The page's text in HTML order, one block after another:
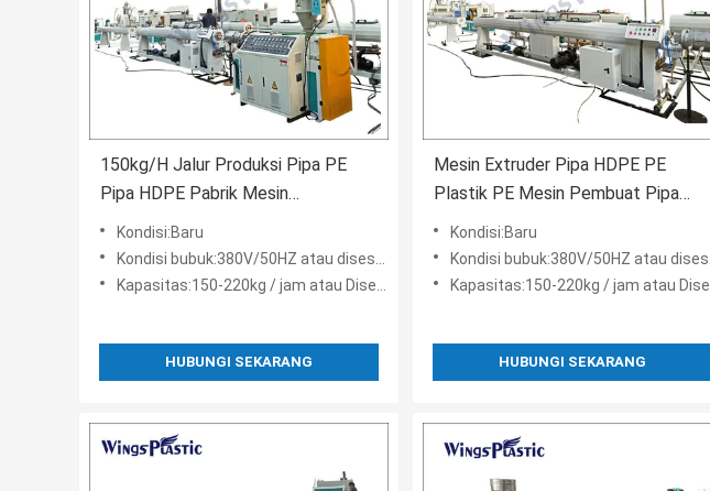
150kg/H Jalur Produksi Pipa PE
Pipa HDPE Pabrik Mesin
Pembentuk Vakum
Kondisi:Baru
Kondisi bubuk:380V/50HZ atau disesuaikan
Kapasitas:150-220kg / jam atau Disesuaikan
HUBUNGI SEKARANG
Mesin Extruder Pipa HDPE PE
Plastik PE Mesin Pembuat Pipa
Listrik
Kondisi:Baru
Kondisi bubuk:380V/50HZ atau disesuaikan
Kapasitas:150-220kg / jam atau Disesuaikan
HUBUNGI SEKARANG